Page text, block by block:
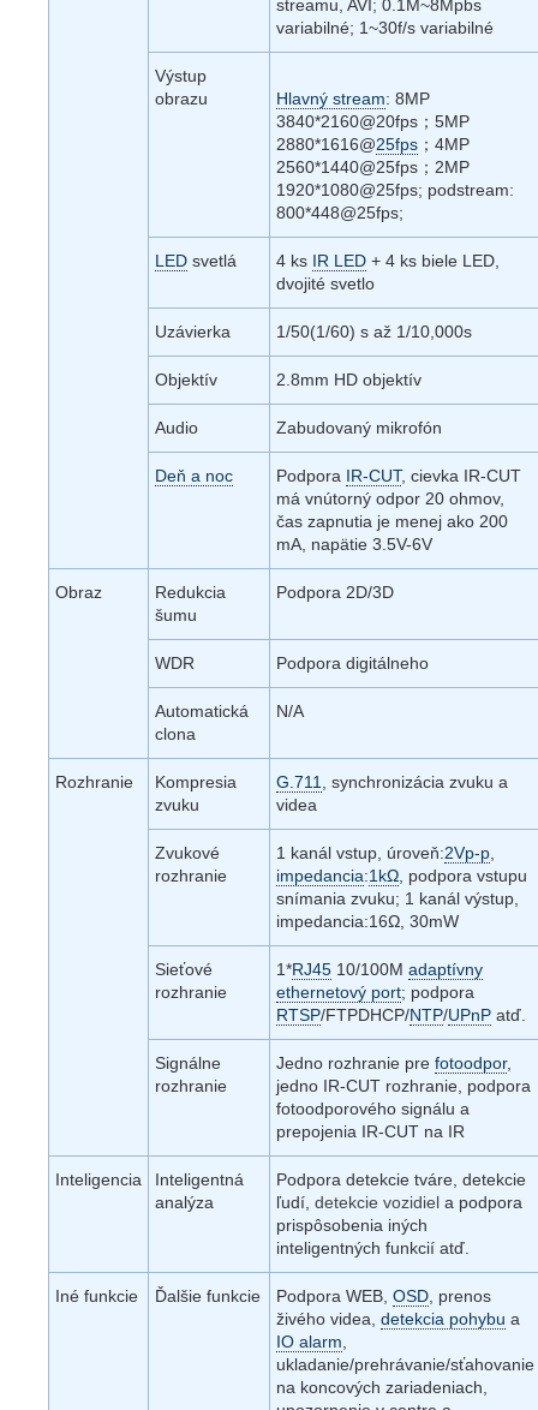
streamu, AVI; 0.1M~8Mpbs
variabilné; 1~30f/s variabilné
Výstup
obrazu
Hlavný stream: 8MP
3840*2160@20fps；5MP
2880*1616@25fps ；4MP
2560*1440@25fps；2MP
1920*1080@25fps; podstream:
800*448@25fps;
LED svetlá 4 ks IR LED + 4 ks biele LED,
dvojité svetlo
Uzávierka 1/50(1/60) s až 1/10,000s
Objektív 2.8mm HD objektív
Audio Zabudovaný mikrofón
Deň a noc Podpora IR-CUT, cievka IR-CUT
má vnútorný odpor 20 ohmov,
čas zapnutia je menej ako 200
mA, napätie 3.5V-6V
Obraz
Redukcia
šumu
Podpora 2D/3D
WDR Podpora digitálneho
Automatická
clona
N/A
Rozhranie
Kompresia
zvuku
G.711
, synchronizácia zvuku a
videa
Zvukové
rozhranie
1 kanál vstup, úroveň:2Vp-p
impedancia:1kΩ , podpora vstupu
snímania zvuku; 1 kanál výstup,
impedancia:16Ω, 30mW
Sieťové
rozhranie
1*RJ45 10/100M adaptívny
ethernetový port; podpora
RTSP/FTPDHCP/NTP/UPnP atď.
Signálne
rozhranie
Jedno rozhranie pre fotoodpor,
jedno IR-CUT rozhranie, podpora
fotoodporového signálu a
prepojenia IR-CUT na IR
Inteligencia
Inteligentná
analýza
Podpora detekcie tváre, detekcie
ľudí, detekcie vozidiel a podpora
prispôsobenia iných
inteligentných funkcií atď.
Iné funkcie Ďalšie funkcie Podpora WEB, OSD , prenos
živého videa, detekcia pohybu a
IO alarm
ukladanie/prehrávanie/sťahovanie
na koncových zariadeniach,